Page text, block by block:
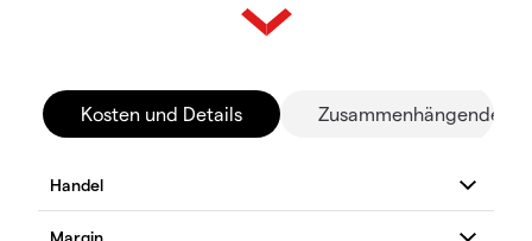
Kosten und Details Zusammenhängende